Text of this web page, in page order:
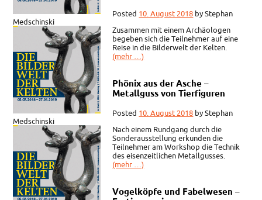
Posted 10. August 2018 byStephan
Medschinski
Zusammen mit einem Archäologen
begeben sich die Teilnehmer auf eine
Reise in die Bilderwelt der Kelten.
(mehr …)
Phönix aus der Asche –
Metallguss von Tierfiguren
Posted 10. August 2018 byStephan
Medschinski
Nach einem Rundgang durch die
Sonderausstellung erkunden die
Teilnehmer am Workshop die Technik
des eisenzeitlichen Metallgusses.
(mehr …)
Vogelköpfe und Fabelwesen –